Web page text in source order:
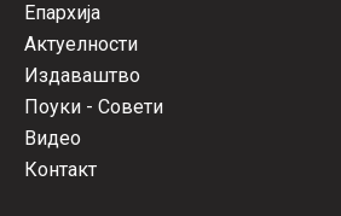
Епархија
Актуелности
Издаваштво
Поуки - Совети
Видео
Контакт